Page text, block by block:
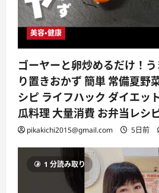
美容・健康
ゴーヤーと卵炒めるだけ！
り置きおかず 簡単 常備夏野
シピ ライフハック ダイエッ
瓜料理 大量消費 お弁当レシ
pikakichi2015@gmail.com 5日前
1 分読み取り